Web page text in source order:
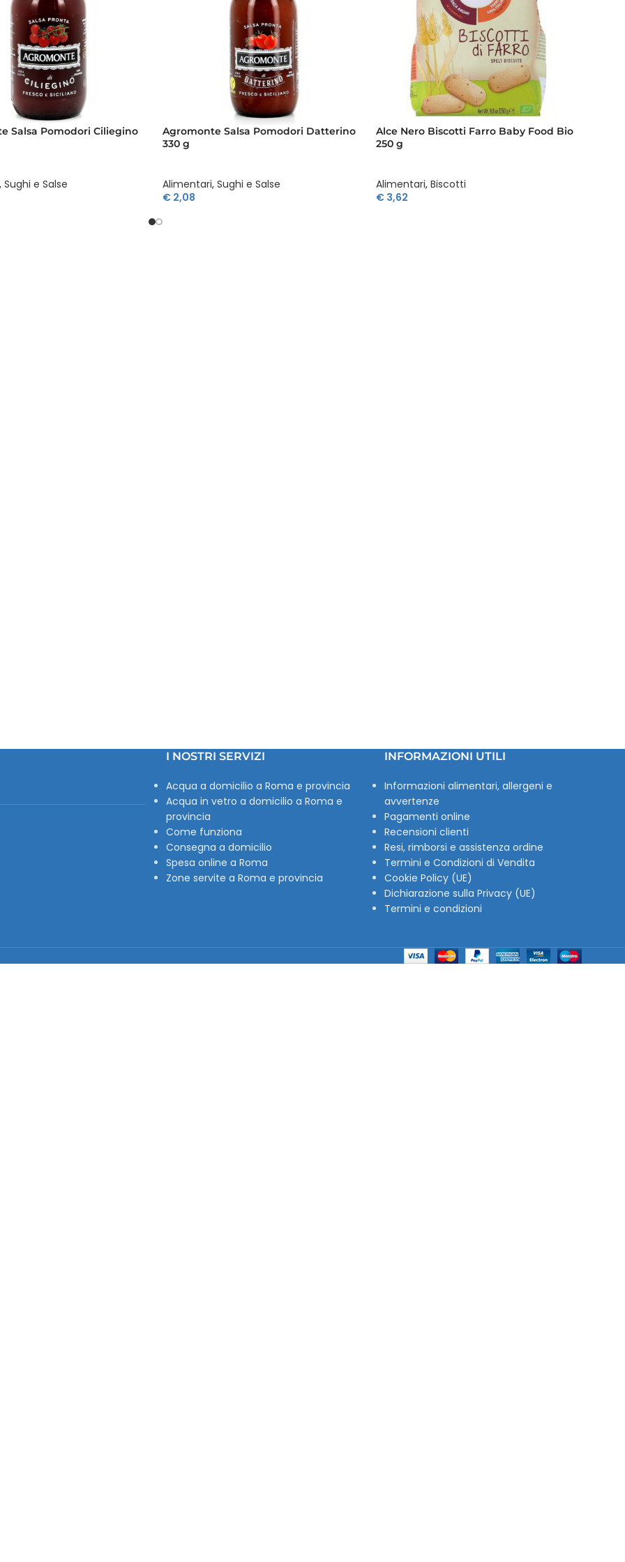
Salsa Pomodori Ciliegino
, Sughi e Salse
Agromonte Salsa Pomodori Datterino
330 g
Alimentari, Sughi e Salse
€ 2,08
Alce Nero Biscotti Farro Baby Food Bio
250 g
Alimentari, Biscotti
€3,62
I NOSTRI SERVIZI
Acqua a domicilio a Roma e provincia
Acqua in vetro a domicilio a Roma e
provincia
Come funziona
Consegna a domicilio
Spesa online a Roma
Zone servite a Roma e provincia
INFORMAZIONI UTILI
Informazioni alimentari, allergeni e
avvertenze
Pagamenti online
Recensioni clienti
Resi, rimborsi e assistenza ordine
Termini e Condizioni di Vendita
Cookie Policy (UE)
Dichiarazione sulla Privacy (UE)
Termini e condizioni